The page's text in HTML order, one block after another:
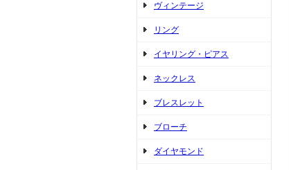
ヴィンテージ
リング
イヤリング・ピアス
ネックレス
ブレスレット
ブローチ
ダイヤモンド